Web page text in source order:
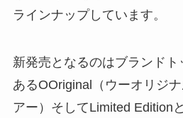
ラインナップしています。
新発売となるのはブランド
あるOOriginal（ウーオリジ
アー）そしてLimited Edition